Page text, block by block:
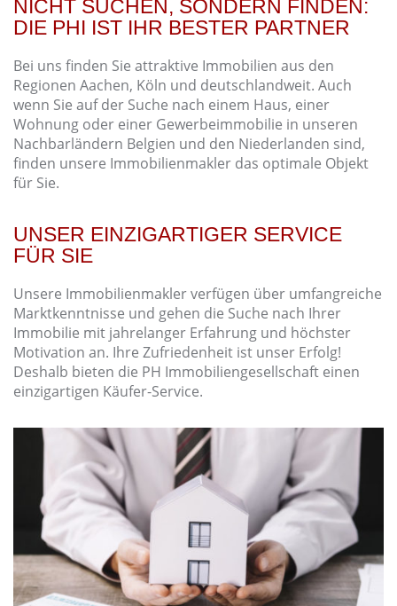
NICHT SUCHEN, SONDERN FINDEN:
DIE PHI IST IHR BESTER PARTNER
Bei uns finden Sie attraktive Immobilien aus den
Regionen Aachen, Köln und deutschlandweit. Auch
wenn Sie auf der Suche nach einem Haus, einer
Wohnung oder einer Gewerbeimmobilie in unseren
Nachbarländern Belgien und den Niederlanden sind,
finden unsere Immobilienmakler das optimale Objekt
für Sie.
UNSER EINZIGARTIGER SERVICE
FÜR SIE
Unsere Immobilienmakler verfügen über umfangreiche
Marktkenntnisse und gehen die Suche nach Ihrer
Immobilie mit jahrelanger Erfahrung und höchster
Motivation an. Ihre Zufriedenheit ist unser Erfolg!
Deshalb bieten die PH Immobiliengesellschaft einen
einzigartigen Käufer-Service.